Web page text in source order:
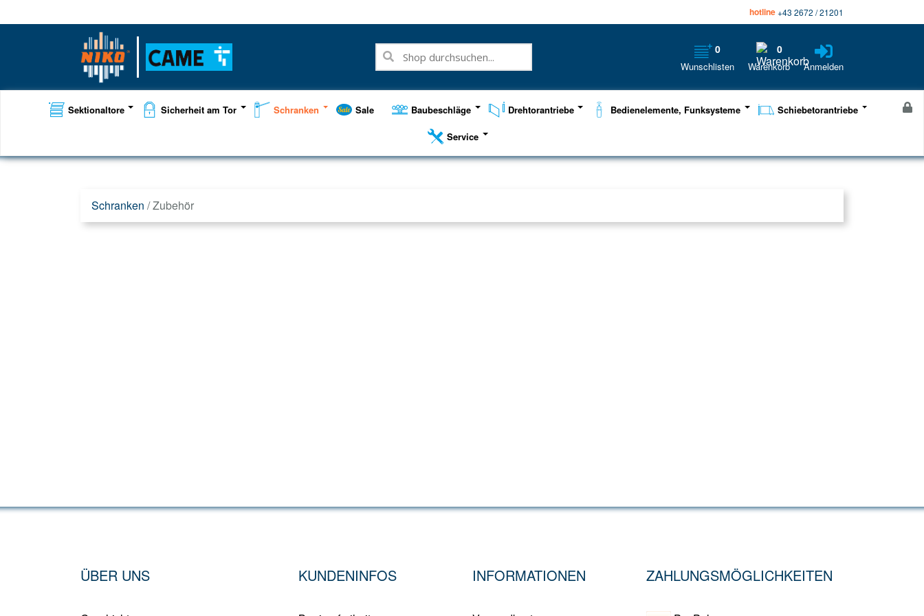
hotline+43 2672 / 21201
0
Wunschlisten
0
Warenkorb Anmelden
Sektionaltore Sicherheit am Tor Schranken Sale Baubeschläge Drehtorantriebe Bedienelemente, Funksysteme Schiebetorantriebe
Service
Schranken /Zubehör
ÜBER UNS KUNDENINFOS INFORMATIONEN ZAHLUNGSMÖGLICHKEITEN